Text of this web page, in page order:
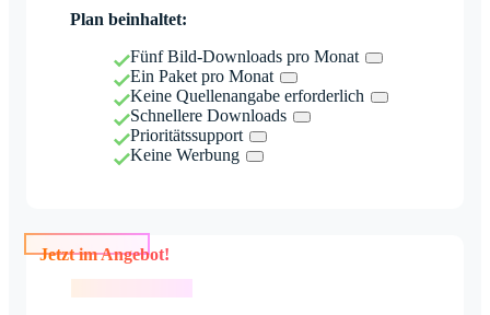
Plan beinhaltet:
Fünf Bild-Downloads pro Monat
Ein Paket pro Monat
Keine Quellenangabe erforderlich
Schnellere Downloads
Prioritätssupport
Keine Werbung
Jetzt im Angebot!